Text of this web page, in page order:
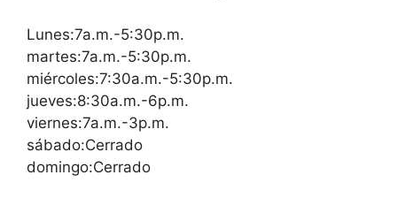
Lunes:7a.m.-5:30p.m.
martes:7a.m.-5:30p.m.
miércoles:7:30a.m.-5:30p.m.
jueves:8:30a.m.-6p.m.
viernes:7a.m.-3p.m.
sábado:Cerrado
domingo:Cerrado